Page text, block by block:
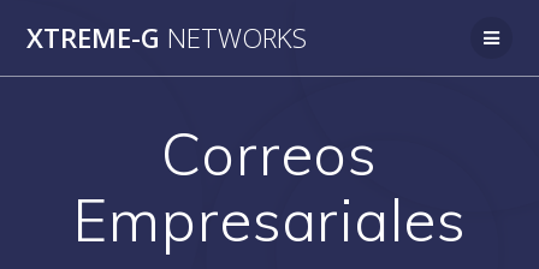
al
XTREME-G NETWORKS
Correos
Empresariales